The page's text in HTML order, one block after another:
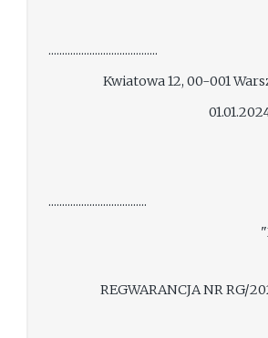
Kwiatowa 12, 00-001
REGWARANCJA NR RG/